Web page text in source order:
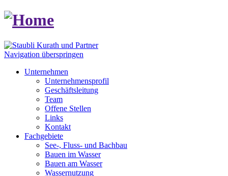
Navigation überspringen
Unternehmen
Unternehmensprofil
Geschäftsleitung
Team
Offene Stellen
Links
Kontakt
Fachgebiete
See-, Fluss- und Bachbau
Bauen im Wasser
Bauen am Wasser
Wassernutzung